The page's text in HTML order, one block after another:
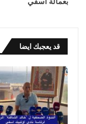
قد يعجبك ايضا